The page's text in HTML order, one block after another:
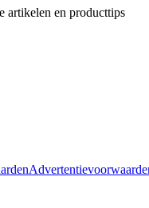
artikelen en producttips